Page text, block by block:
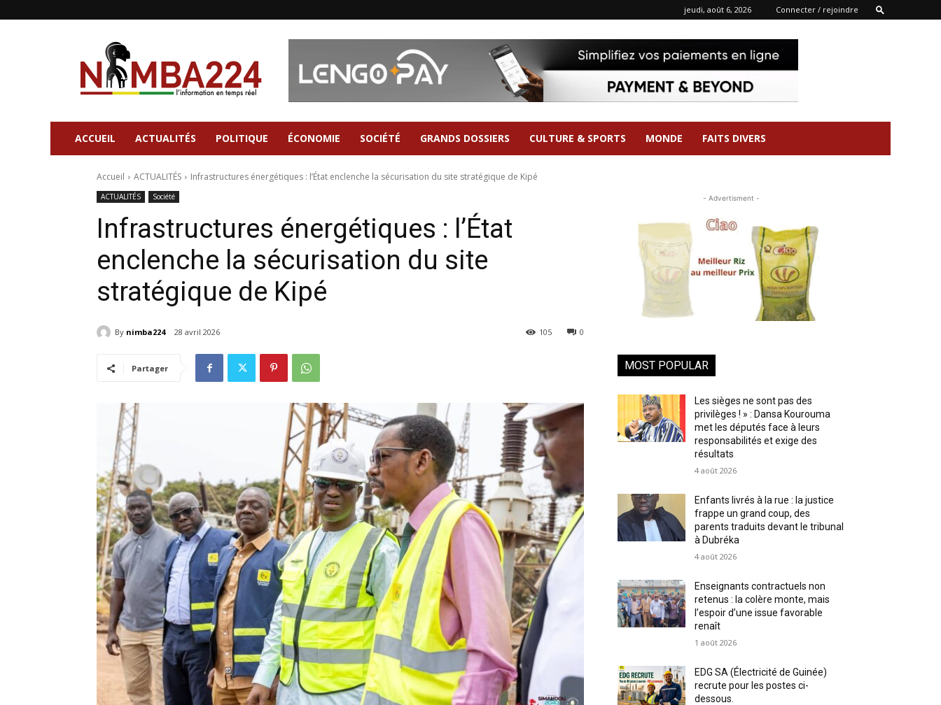
jeudi, août 6, 2026 Connecter / rejoindre
Nimba224
Site
d'information
ACCUEIL ACTUALITÉS POLITIQUE ÉCONOMIE SOCIÉTÉ GRANDS DOSSIERS CULTURE & SPORTS MONDE FAITS DIVERS
Accueil ACTUALITÉS Infrastructures énergétiques : l’État enclenche la sécurisation du site stratégique de Kipé
ACTUALITÉS Société
Infrastructures énergétiques : l’État
enclenche la sécurisation du site
stratégique de Kipé
By nimba224 28 avril 2026 0
105
Partager
- Advertisment -
MOST POPULAR
Les sièges ne sont pas des
privilèges ! » : Dansa Kourouma
met les députés face à leurs
responsabilités et exige des
résultats
4 août 2026
Enfants livrés à la rue : la justice
frappe un grand coup, des
parents traduits devant le tribunal
à Dubréka
4 août 2026
Enseignants contractuels non
retenus : la colère monte, mais
l’espoir d’une issue favorable
renaît
1 août 2026
EDG SA (Électricité de Guinée)
recrute pour les postes ci-
dessous.